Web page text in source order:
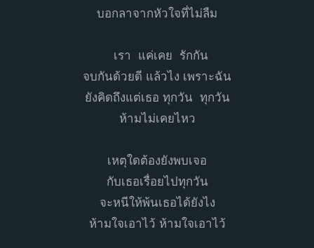
บอกลาจากหัวใจที่ไม่ลืม
เรา แค่เคย รักกัน
จบกันด้วยดี แล้วไง เพราะฉัน
ยังคิดถึงแต่เธอ ทุกวัน ทุกวัน
ห้ามไม่เคยไหว
เหตุใดต้องยังพบเจอ
กับเธอเรื่อยไปทุกวัน
จะหนีให้พ้นเธอได้ยังไง
ห้ามใจเอาไว้ ห้ามใจเอาไว้